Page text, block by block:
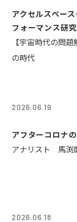
アクセルスペー
フォーマンス研
【宇宙時代の問
の時代
2026.06.19
アフターコロナ
アナリスト 馬渕
2026.06.18